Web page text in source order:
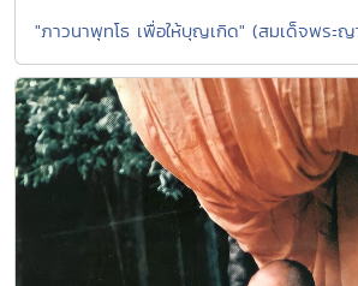
"ภาวนาพุทโธ เพื่อให้บุญเกิด" (สมเด็จพระ